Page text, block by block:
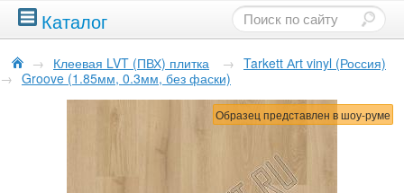
Каталог
→ Клеевая LVT (ПВХ) плитка → Tarkett Аrt vinyl (Россия)
→ Groove (1.85мм, 0.3мм, без фаски)
Образец представлен в шоу-руме